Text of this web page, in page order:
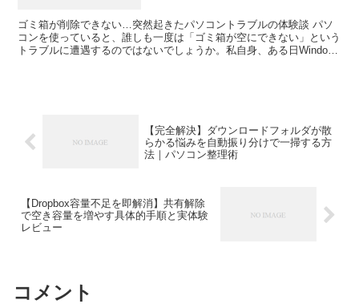
ゴミ箱が削除できない…突然起きたパソコントラブルの体験談 パソ
コンを使っていると、誰しも一度は「ゴミ箱が空にできない」という
トラブルに遭遇するのではないでしょうか。私自身、ある日Windows
【完全解決】ダウンロードフォルダが散
らかる悩みを自動振り分けで一掃する方
法｜パソコン整理術
【Dropbox容量不足を即解消】共有解除
で空き容量を増やす具体的手順と実体験
レビュー
コメント